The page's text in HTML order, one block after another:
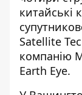
китайські
Satellite
компанію
Earth Eye.